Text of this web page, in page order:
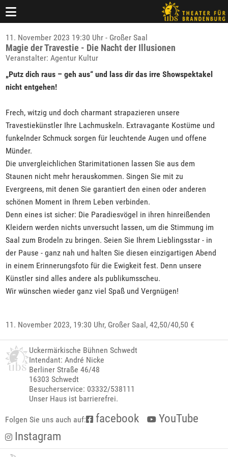
11. November 2023 19:30 Uhr - Großer Saal
Magie der Travestie - Die Nacht der Illusionen
Veranstalter: Agentur Kultur
„Putz dich raus – geh aus“ und lass dir das irre Showspektakel
nicht entgehen!
Frech, witzig und doch charmant strapazieren unsere
Travestiekünstler Ihre Lachmuskeln. Extravagante Kostüme und
funkelnder Schmuck sorgen für leuchtende Augen und offene
Münder.
Die unvergleichlichen Starimitationen lassen Sie aus dem
Staunen nicht mehr herauskommen. Singen Sie mit zu
Evergreens, mit denen Sie garantiert den einen oder anderen
schönen Moment in Ihrem Leben verbinden.
Denn eines ist sicher: Die Paradiesvögel in ihren hinreißenden
Kleidern werden nichts unversucht lassen, um die Stimmung im
Saal zum Brodeln zu bringen. Seien Sie Ihrem Lieblingsstar - in
der Pause - ganz nah und halten Sie diesen einzigartigen Abend
in einem Erinnerungsfoto für die Ewigkeit fest. Denn unsere
Künstler sind alles andere als publikumsscheu.
Wir wünschen wieder ganz viel Spaß und Vergnügen!
11. November 2023, 19:30 Uhr, Großer Saal, 42,50/40,50 €
Uckermärkische Bühnen Schwedt
Intendant: André Nicke
Berliner Straße 46/48
16303 Schwedt
Besucherservice: 03332/538111
Unser Haus ist barrierefrei.
Folgen Sie uns auch auf: facebook
YouTube
Instagram